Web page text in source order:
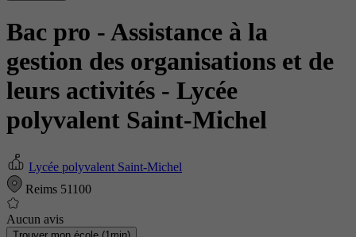
Bac pro - Assistance à la
gestion des organisations et de
leurs activités - Lycée
polyvalent Saint-Michel
Lycée polyvalent Saint-Michel
Reims 51100
Aucun avis